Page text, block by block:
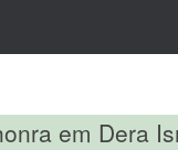
em Dera